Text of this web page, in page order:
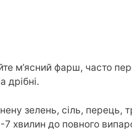
м’ясний фарш, часто
дрібні.
зелень, сіль, перець,
хвилин до повного